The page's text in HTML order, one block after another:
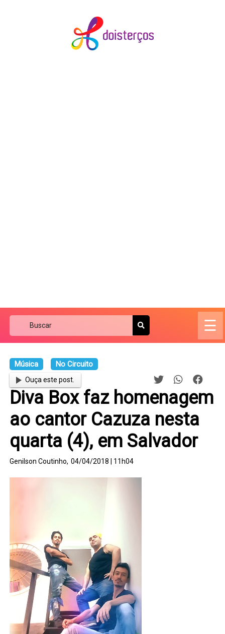
☰
Música No Circuito
Ouça este post.
Diva Box faz homenagem
ao cantor Cazuza nesta
quarta (4), em Salvador
Genilson Coutinho, 04/04/2018 | 11h04